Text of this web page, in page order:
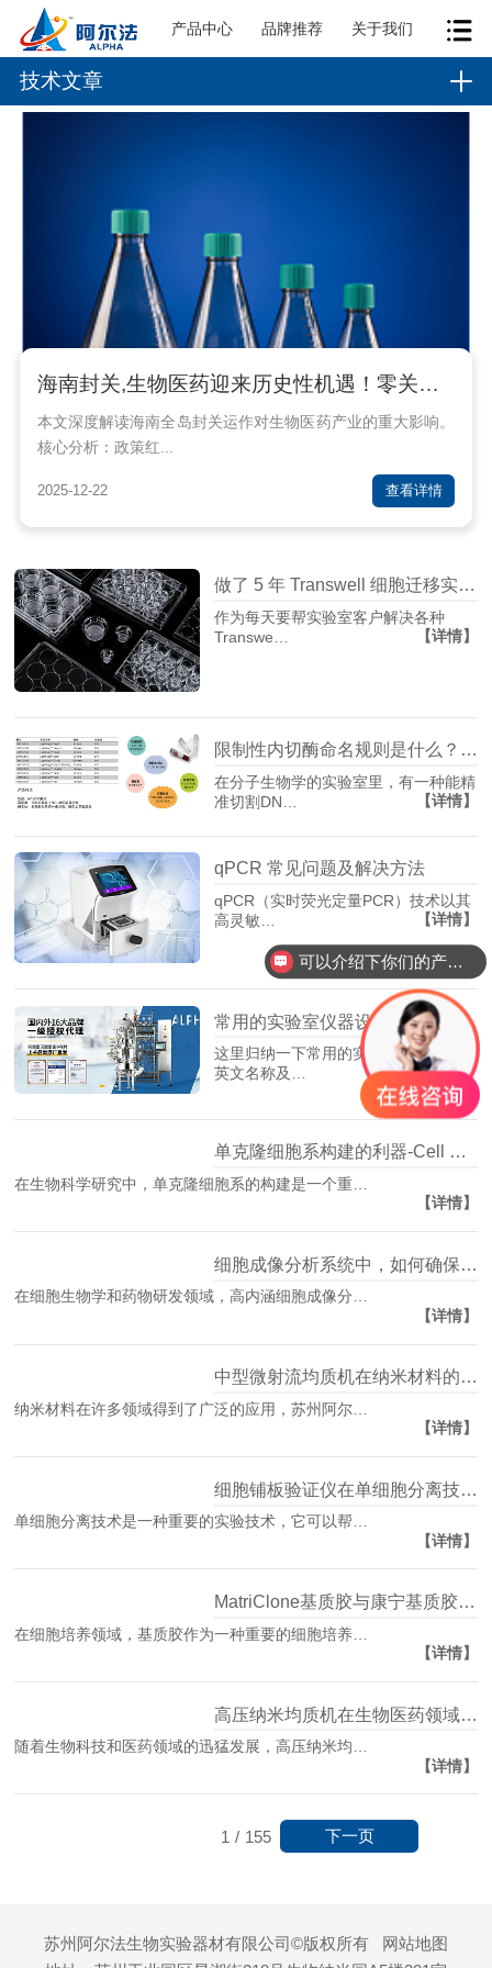
产品中心 品牌推荐 关于我们
技术文章
海南封关,生物医药迎来历史性机遇！零关税15%税制如何重塑千亿赛道？
本文深度解读海南全岛封关运作对生物医药产业的重大影响。
核心分析：政策红...
2025-12-22 查看详情
做了 5 年 Transwell 细胞迁移实验，从踩坑到稳出数据，这份详细操作和避坑指南请收好
作为每天要帮实验室客户解决各种
Transwe…
【详情】
限制性内切酶命名规则是什么？HindⅢ、EcoRI 等酶名的构成逻辑
在分子生物学的实验室里，有一种能精
准切割DN…
【详情】
qPCR 常见问题及解决方法
qPCR（实时荧光定量PCR）技术以其
高灵敏…
【详情】
常用的实验室仪器设备的英文名称及缩写
这里归纳一下常用的实验室仪器设备的
英文名称及…
【详情】
单克隆细胞系构建的利器-Cell Metric细胞成像仪
在生物科学研究中，单克隆细胞系的构建是一个重…
【详情】
细胞成像分析系统中，如何确保获得高分辨率图像
在细胞生物学和药物研发领域，高内涵细胞成像分…
【详情】
中型微射流均质机在纳米材料的均质处理中的应用
纳米材料在许多领域得到了广泛的应用，苏州阿尔…
【详情】
细胞铺板验证仪在单细胞分离技术中的应用
单细胞分离技术是一种重要的实验技术，它可以帮…
【详情】
MatriClone基质胶与康宁基质胶Matrigel的区别
在细胞培养领域，基质胶作为一种重要的细胞培养…
【详情】
随着生物科技和医药领域的迅猛发展，高压纳米均…
【详情】
1 / 155 下一页
苏州阿尔法生物实验器材有限公司©版权所有
网站地图
可以介绍下你们的产品么？